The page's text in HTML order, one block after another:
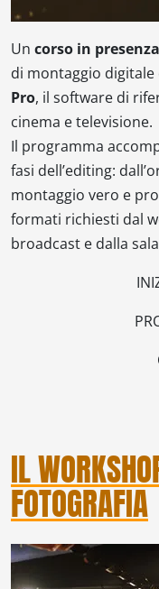
Un corso in presenza
di montaggio digitale
Pro, il software di
cinema e televisione.
Il programma
fasi dell’editing:
montaggio vero e
formati richiesti dal
broadcast e dalla
IL
FOTOGRAFIA